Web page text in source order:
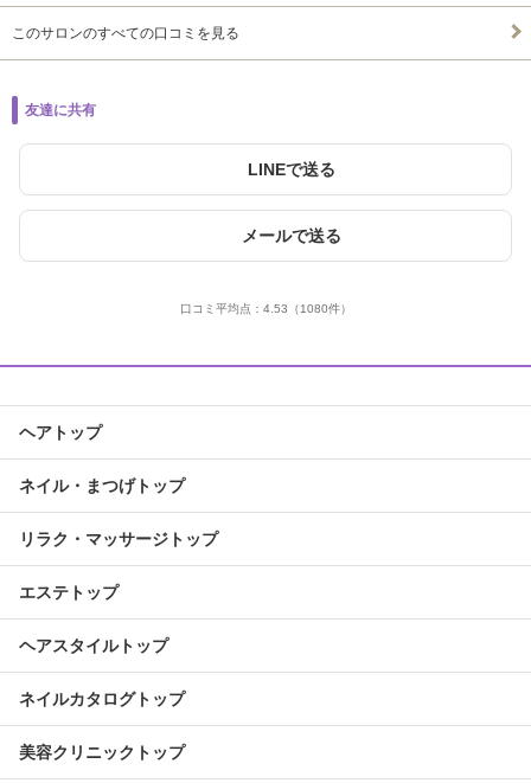
このサロンのすべての口コミを見る
友達に共有
LINEで送る
メールで送る
口コミ平均点： 4.53 （1080件）
ヘアトップ
ネイル・まつげトップ
リラク・マッサージトップ
エステトップ
ヘアスタイルトップ
ネイルカタログトップ
美容クリニックトップ